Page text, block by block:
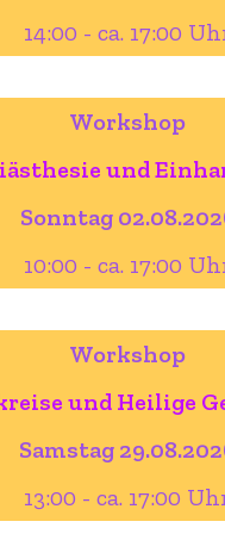
14:00 - ca. 17:00
Workshop
und
Sonntag
10:00 - ca. 17:00
Workshop
und Heilige
Samstag
13:00 - ca. 17:00